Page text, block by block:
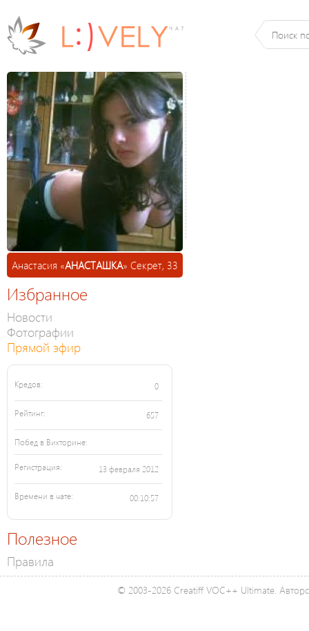
Анастасия «АНАСТАШКА» Секрет, 33
Избранное
Новости
Фотографии
Прямой эфир
Кредов: 0
Рейтинг: 657
Побед в Викторине:
Регистрация: 13 февраля 2012
Времени в чате: 00:10:57
Полезное
Правила
© 2003-2026 Creatiff VOC++ Ultimate.